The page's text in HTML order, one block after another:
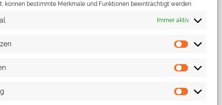
können bestimmte Merkmale und Funktionen beeinträchtigt werden.
Immer aktiv
Marketing
unserer Übungen vorbei oder informiere dich auf
🚒